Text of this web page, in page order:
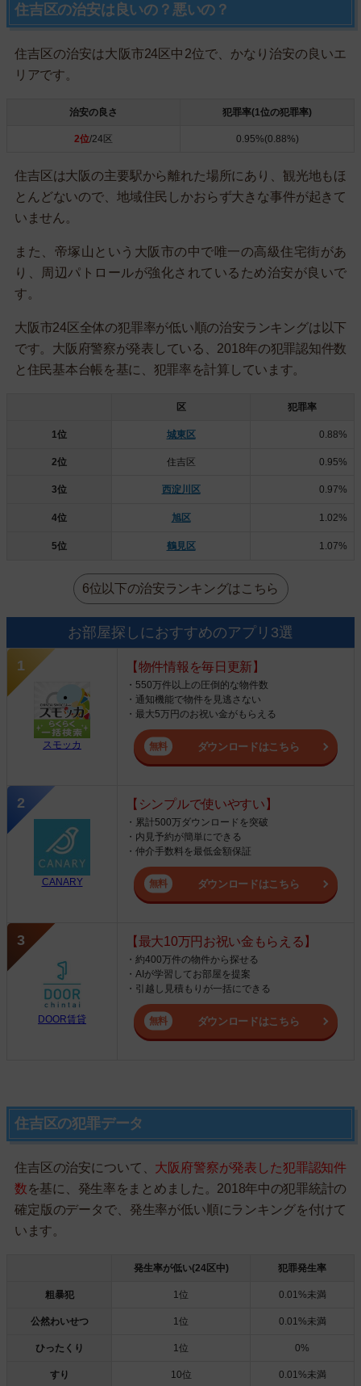
住吉区の治安は良いの？悪いの？
住吉区の治安は大阪市24区中2位で、かなり治安の良いエ
リアです。
治安の良さ 犯罪率(1位の犯罪率)
2位/24区 0.95%(0.88%)
住吉区は大阪の主要駅から離れた場所にあり、観光地もほ
とんどないので、地域住民しかおらず大きな事件が起きて
いません。
また、帝塚山という大阪市の中で唯一の高級住宅街があ
り、周辺パトロールが強化されているため治安が良いで
す。
大阪市24区全体の犯罪率が低い順の治安ランキングは以下
です。大阪府警察が発表している、2018年の犯罪認知件数
と住民基本台帳を基に、犯罪率を計算しています。
区 犯罪率
1位 城東区 0.88%
2位 住吉区 0.95%
3位 西淀川区 0.97%
4位 旭区 1.02%
5位 鶴見区 1.07%
6位以下の治安ランキングはこちら
お部屋探しにおすすめのアプリ3選
スモッカ
【物件情報を毎日更新】
・550万件以上の圧倒的な物件数
・通知機能で物件を見逃さない
・最大5万円のお祝い金がもらえる
ダウンロードはこちら
CANARY
【シンプルで使いやすい】
・累計500万ダウンロードを突破
・内見予約が簡単にできる
・仲介手数料を最低金額保証
ダウンロードはこちら
DOOR賃貸
【最大10万円お祝い金もらえる】
・約400万件の物件から探せる
・AIが学習してお部屋を提案
・引越し見積もりが一括にできる
ダウンロードはこちら
住吉区の犯罪データ
住吉区の治安について、 大阪府警察が発表した犯罪認知件
数を基に、発生率をまとめました。2018年中の犯罪統計の
確定版のデータで、発生率が低い順にランキングを付けて
います。
発生率が低い(24区中) 犯罪発生率
粗暴犯 1位 0.01%未満
公然わいせつ 1位 0.01%未満
ひったくり 1位 0%
すり 10位 0.01%未満